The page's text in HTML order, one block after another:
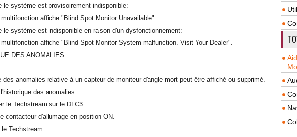
le système est provisoirement indisponible:
multifonction affiche "Blind Spot Monitor Unavailable".
le système est indisponible en raison d'un dysfonctionnement:
multifonction affiche "Blind Spot Monitor System malfunction. Visit Your Dealer".
DES ANOMALIES
des anomalies relative à un capteur de moniteur d'angle mort peut être affiché ou supprimé.
des anomalies
le Techstream sur le DLC3.
contacteur d'allumage en position ON.
le Techstream.